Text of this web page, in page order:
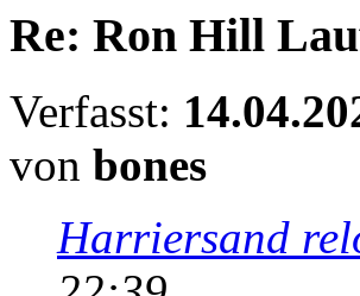
Re: Ron Hill
Verfasst:
von bones
Harriersand